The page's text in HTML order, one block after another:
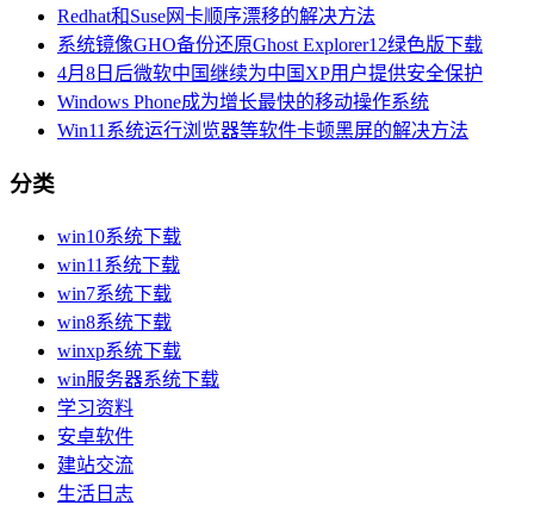
Redhat和Suse网卡顺序漂移的解决方法
系统镜像GHO备份还原Ghost Explorer12绿色版下载
4月8日后微软中国继续为中国XP用户提供安全保护
Windows Phone成为增长最快的移动操作系统
Win11系统运行浏览器等软件卡顿黑屏的解决方法
分类
win10系统下载
win11系统下载
win7系统下载
win8系统下载
winxp系统下载
win服务器系统下载
学习资料
安卓软件
建站交流
生活日志